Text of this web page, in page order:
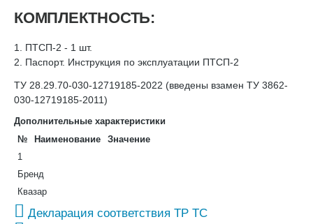
КОМПЛЕКТНОСТЬ:
1. ПТСП-2 - 1 шт.
2. Паспорт. Инструкция по эксплуатации ПТСП-2
ТУ 28.29.70-030-12719185-2022 (введены взамен ТУ 3862-
030-12719185-2011)
Дополнительные характеристики
№
Наименование
Значение
1
Бренд
Квазар
Декларация соответствия ТР ТС